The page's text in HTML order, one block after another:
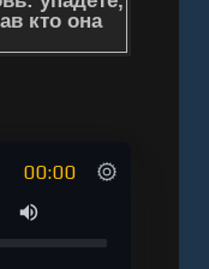
стабильного
00:00